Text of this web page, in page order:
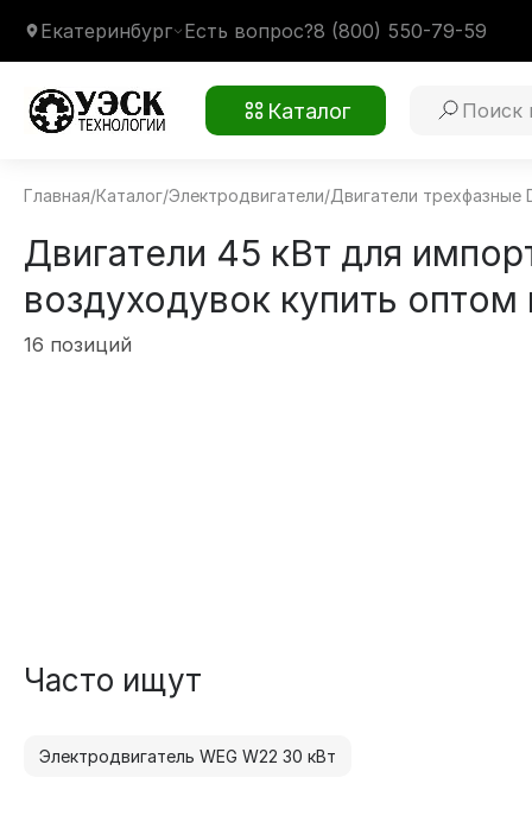
Екатеринбург Есть вопрос?8 (800) 550-79-59
Каталог
Главная/Каталог/Электродвигатели/Двигатели трехфазные
Двигатели 45 кВт для
воздуходувок купить оптом
16 позиций
Часто ищут
Электродвигатель WEG W22 30 кВт